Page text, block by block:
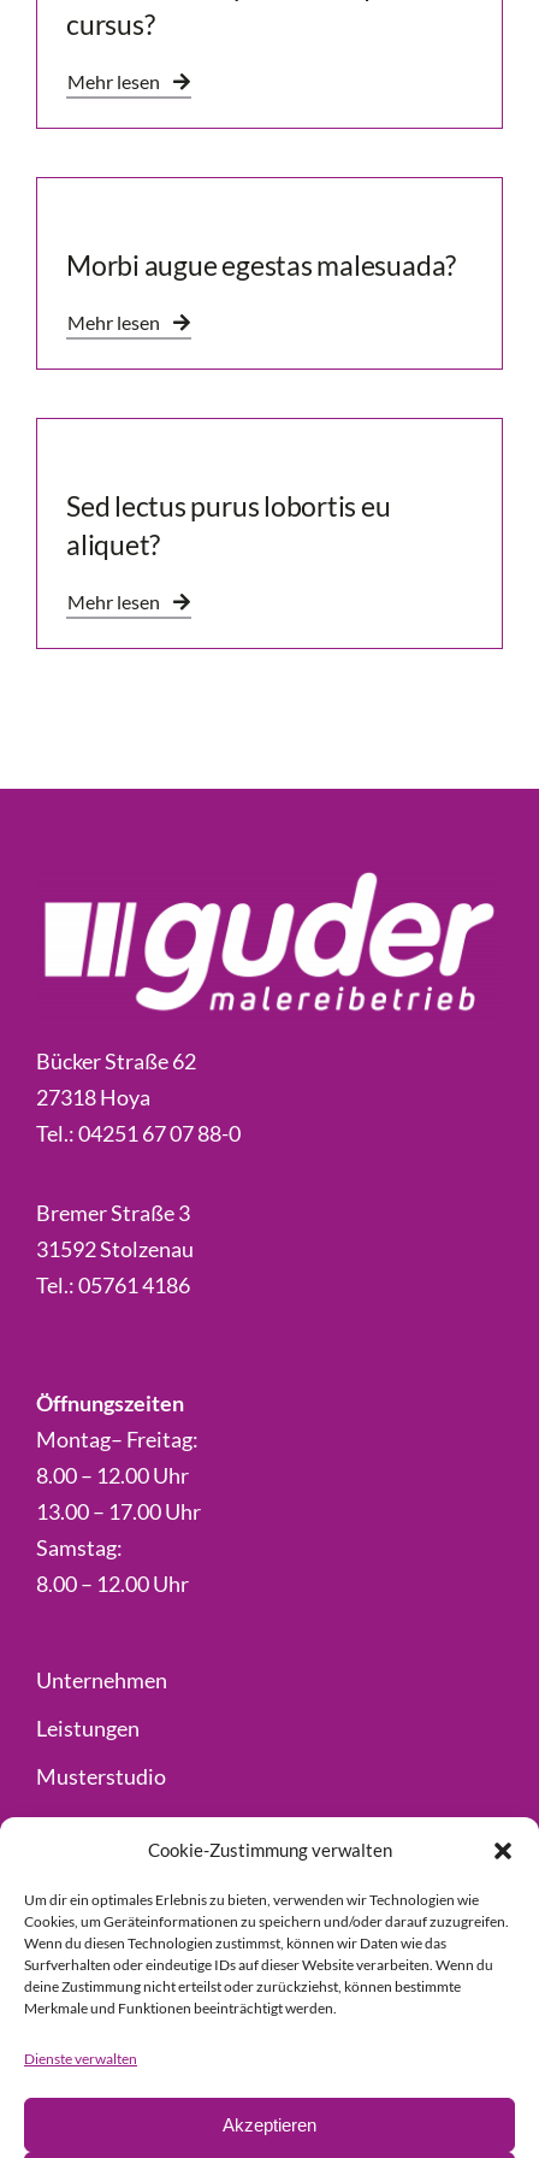
Cookie-Zustimmung verwalten
Um dir ein optimales Erlebnis zu bieten, verwenden wir Technologien wie
Cookies, um Geräteinformationen zu speichern und/oder darauf zuzugreifen.
Wenn du diesen Technologien zustimmst, können wir Daten wie das
Surfverhalten oder eindeutige IDs auf dieser Website verarbeiten. Wenn du
deine Zustimmung nicht erteilst oder zurückziehst, können bestimmte
Merkmale und Funktionen beeinträchtigt werden.
Dienste verwalten
Akzeptieren
cursus?
Mehr lesen
Morbi augue egestas malesuada?
Mehr lesen
Sed lectus purus lobortis eu
aliquet?
Mehr lesen
Bücker Straße 62
27318 Hoya
Tel.:04251 67 07 88-0
Bremer Straße 3
31592 Stolzenau
Tel.:05761 4186
Öffnungszeiten
Montag– Freitag:
8.00 – 12.00 Uhr
13.00 – 17.00 Uhr
Samstag:
8.00 – 12.00 Uhr
Unternehmen
Leistungen
Musterstudio
Fachhandel
Kontakt
Impressum
Datenschutz
© Copyright 2024 Guder GmbH